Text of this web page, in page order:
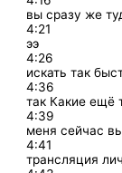
вы сразу же
4:21
ээ
4:26
искать так
4:36
так Какие ещё
4:39
меня сейчас
4:41
трансляция